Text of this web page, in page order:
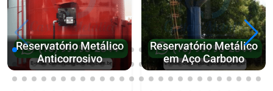
Reservatório Metálico
Anticorrosivo
Reservatório Metálico
em Aço Carbono